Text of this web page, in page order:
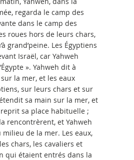
regarda le camp des
dans le camp des
roues hors de leurs chars,
grand’peine. Les Égyptiens
Israël, car Yahweh
». Yahweh dit à
la mer, et les eaux
sur leurs chars et sur
sa main sur la mer, et
sa place habituelle ;
rencontrèrent, et Yahweh
de la mer. Les eaux,
chars, les cavaliers et
qui étaient entrés dans la